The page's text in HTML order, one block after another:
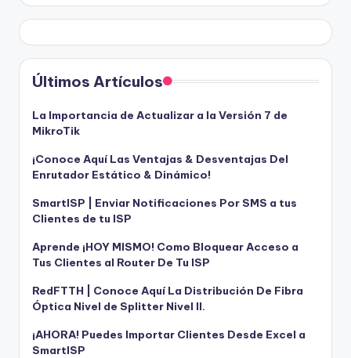
Últimos Artículos
La Importancia de Actualizar a la Versión 7 de
MikroTik
¡Conoce Aquí Las Ventajas & Desventajas Del
Enrutador Estático & Dinámico!
SmartISP | Enviar Notificaciones Por SMS a tus
Clientes de tu ISP
Aprende ¡HOY MISMO! Como Bloquear Acceso a
Tus Clientes al Router De Tu ISP
RedFTTH | Conoce Aquí La Distribución De Fibra
Óptica Nivel de Splitter Nivel II.
¡AHORA! Puedes Importar Clientes Desde Excel a
SmartISP